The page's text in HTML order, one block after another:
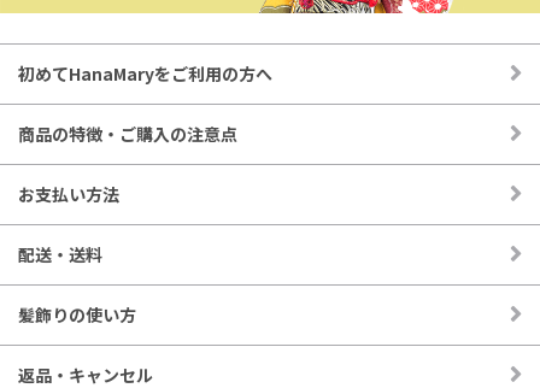
ドライ/プリザ 紫陽花&かすみ_WG
直径約5〜7センチ
ドライ/プリザ 紫陽花&かすみ_WG
あじさい SS_クリームG
550円(税込)
ドライ/プリザ かすみ草_ロング_B
幅約4×長約5センチ
400円(税込)
初めてHanaMaryをご利用の方へ
商品の特徴・ご購入の注意点
お支払い方法
配送・送料
髪飾りの使い方
返品・キャンセル